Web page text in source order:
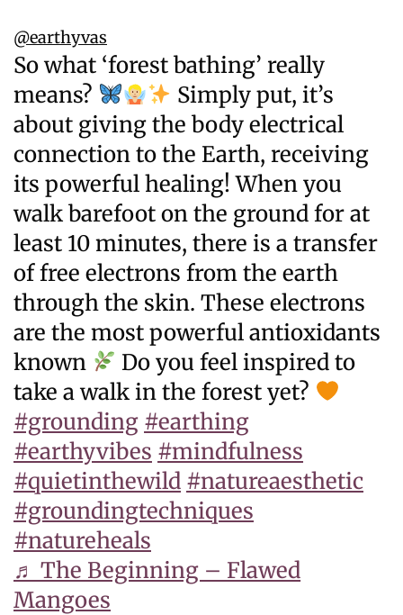
@earthyvas
So what ‘forest bathing’ really
means?
Simply put, it’s
about giving the body electrical
connection to the Earth, receiving
its powerful healing! When you
walk barefoot on the ground for at
least 10 minutes, there is a transfer
of free electrons from the earth
through the skin. These electrons
are the most powerful antioxidants
known
Do you feel inspired to
take a walk in the forest yet?
#grounding #earthing
#earthyvibes #mindfulness
#quietinthewild #natureaesthetic
#groundingtechniques
#natureheals
♬ The Beginning – Flawed
Mangoes